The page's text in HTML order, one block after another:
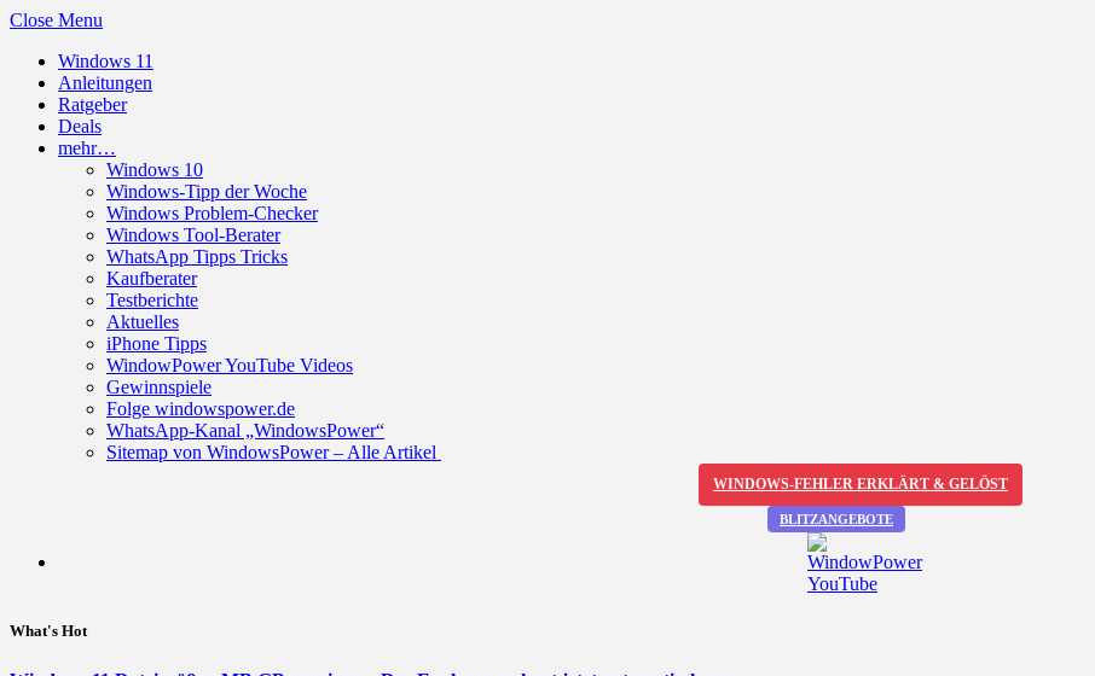
Close Menu
Windows 11
Anleitungen
Ratgeber
Deals
mehr…
Windows 10
Windows-Tipp der Woche
Windows Problem-Checker
Windows Tool-Berater
WhatsApp Tipps Tricks
Kaufberater
Testberichte
Aktuelles
iPhone Tipps
WindowPower YouTube Videos
Gewinnspiele
Folge windowspower.de
WhatsApp-Kanal „WindowsPower“
Sitemap von WindowsPower – Alle Artikel
WINDOWS-FEHLER ERKLÄRT & GELÖST
BLITZANGEBOTE
What's Hot